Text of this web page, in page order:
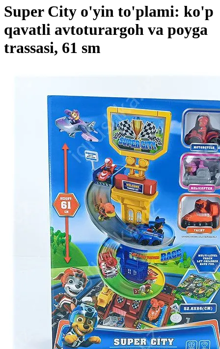
Super City o'yin to'plami: ko'p
qavatli avtoturargoh va poyga
trassasi, 61 sm